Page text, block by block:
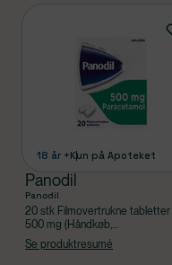
18 år +Kun på Apoteket
Panodil
Panodil
20 stk Filmovertrukne tabletter
500 mg (Håndkøb,
apoteksforbeholdt), Paracetamol
Se produktresumé